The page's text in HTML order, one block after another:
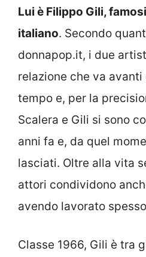
Lui è Filippo Gili,
italiano. Secondo
donnapop.it, i due
relazione che va
tempo e, per la
Scalera e Gili si sono
anni fa e, da quel
lasciati. Oltre alla vita
attori condividono
avendo lavorato
Classe 1966, Gili è tra